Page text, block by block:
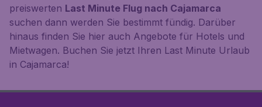
preiswerten Last Minute Flug nach Cajamarca
suchen dann werden Sie bestimmt fündig. Darüber
hinaus finden Sie hier auch Angebote für Hotels und
Mietwagen. Buchen Sie jetzt Ihren Last Minute Urlaub
in Cajamarca!